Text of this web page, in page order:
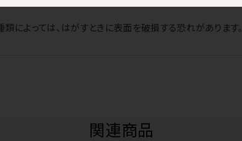
によっては、はがすときに表面を破損する恐れがあります。
関連商品